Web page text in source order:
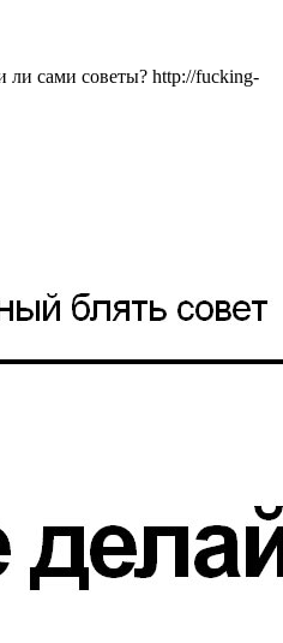
ли сами советы? http://fucking-